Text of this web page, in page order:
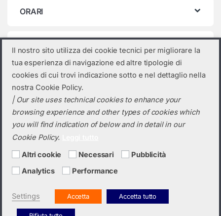
ORARI
Categorie prodotto
Seleziona una categoria
Hai bisogno di un preventivo?
+39 0423 6326
Il nostro sito utilizza dei cookie tecnici per migliorare la
tua esperienza di navigazione ed altre tipologie di
cookies di cui trovi indicazione sotto e nel dettaglio nella
nostra Cookie Policy.
| Our site uses technical cookies to enhance your
browsing experience and other types of cookies which
you will find indication of below and in detail in our
Cookie Policy.
Altri cookie Necessari
Pubblicità
Analytics
Performance
Settings Accetta Accetta tutto